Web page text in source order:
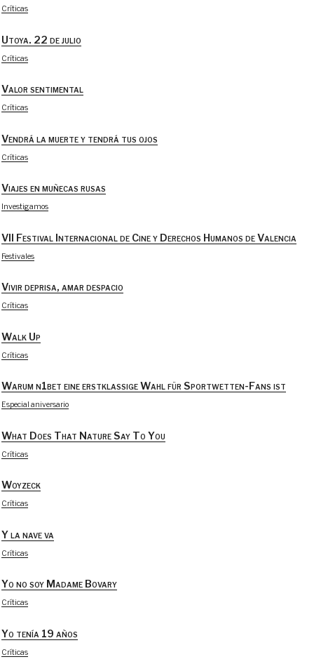
Críticas
Utoya. 22 de julio
Críticas
Valor sentimental
Críticas
Vendrá la muerte y tendrá tus ojos
Críticas
Viajes en muñecas rusas
Investigamos
VII Festival Internacional de Cine y Derechos Humanos de Valencia
Festivales
Vivir deprisa, amar despacio
Críticas
Walk Up
Críticas
Warum n1bet eine erstklassige Wahl für Sportwetten-Fans ist
Especial aniversario
What Does That Nature Say To You
Críticas
Woyzeck
Críticas
Y la nave va
Críticas
Yo no soy Madame Bovary
Críticas
Yo tenía 19 años
Críticas